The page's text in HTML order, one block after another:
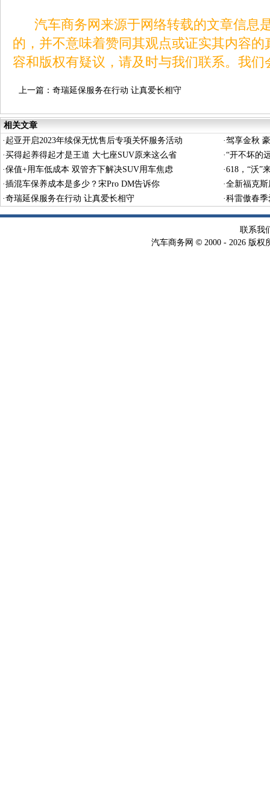
汽车商务网来源于网络转载的文章信息
的，并不意味着赞同其观点或证实其内容
容和版权有疑议，请及时与我们联系。我
上一篇： 奇瑞延保服务在行动 让真爱长相守
相关文章
· 起亚开启2023年续保无忧售后专项关怀服务活动 ·驾享金秋
·买得起养得起才是王道 大七座SUV原来这么省 ·“开不坏的
·保值+用车低成本 双管齐下解决SUV用车焦虑 ·618，“沃”
·插混车保养成本是多少？宋Pro DM告诉你 ·全新福克斯
·奇瑞延保服务在行动 让真爱长相守 ·科雷傲春
联系我
汽车商务网 © 2000 - 2026 版权